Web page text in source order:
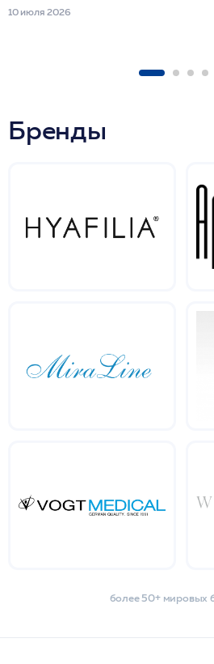
10 июля 2026
Бренды
более 50+ мировых